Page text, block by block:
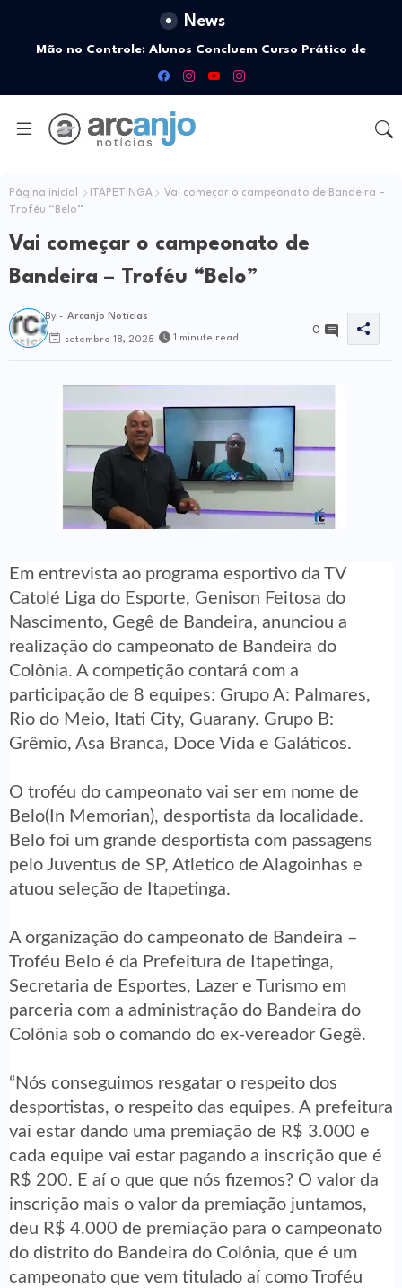
News
Mão no Controle: Alunos Concluem Curso Prático de
Pilotagem de Drones pelo Senar
Página inicial ITAPETINGA
Vai começar o campeonato de Bandeira –
Troféu “Belo”
Vai começar o campeonato de
Bandeira – Troféu “Belo”
By - Arcanjo Notícias
setembro 18, 2025 1 minute read
0
Em entrevista ao programa esportivo da TV
Catolé Liga do Esporte, Genison Feitosa do
Nascimento, Gegê de Bandeira, anunciou a
realização do campeonato de Bandeira do
Colônia. A competição contará com a
participação de 8 equipes: Grupo A: Palmares,
Rio do Meio, Itati City, Guarany. Grupo B:
Grêmio, Asa Branca, Doce Vida e Galáticos.
O troféu do campeonato vai ser em nome de
Belo(In Memorian), desportista da localidade.
Belo foi um grande desportista com passagens
pelo Juventus de SP, Atletico de Alagoinhas e
atuou seleção de Itapetinga.
A organização do campeonato de Bandeira –
Troféu Belo é da Prefeitura de Itapetinga,
Secretaria de Esportes, Lazer e Turismo em
parceria com a administração do Bandeira do
Colônia sob o comando do ex-vereador Gegê.
“Nós conseguimos resgatar o respeito dos
desportistas, o respeito das equipes. A prefeitura
vai estar dando uma premiação de R$ 3.000 e
cada equipe vai estar pagando a inscrição que é
R$ 200. E aí o que que nós fizemos? O valor da
inscrição mais o valor da premiação juntamos,
deu R$ 4.000 de premiação para o campeonato
do distrito do Bandeira do Colônia, que é um
campeonato que vem titulado aí como Troféu